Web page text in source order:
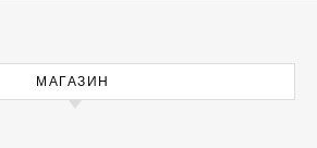
МАГАЗИН